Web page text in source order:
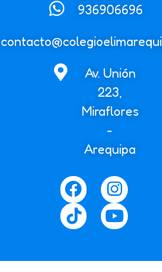
936906696
Av. Unión
223,
Miraflores
-
Arequipa